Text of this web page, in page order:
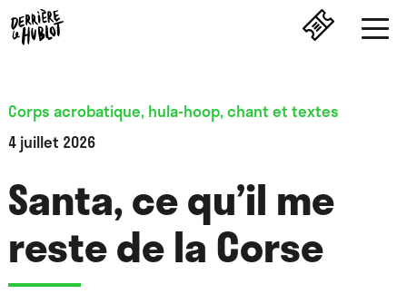
Corps acrobatique, hula-hoop, chant et textes
4 juillet 2026
Santa, ce qu’il me
reste de la Corse